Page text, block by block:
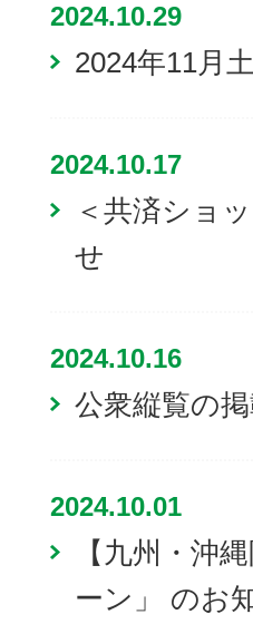
2024.10.29
2024年11月
2024.10.17
＜共済ショ
せ
2024.10.16
公衆縦覧の
2024.10.01
【九州・沖
ーン」 のお